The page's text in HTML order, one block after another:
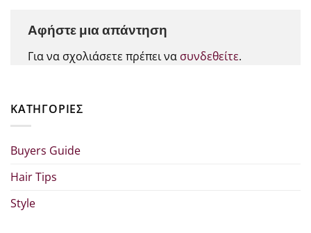
Αφήστε μια απάντηση
Για να σχολιάσετε πρέπει να συνδεθείτε.
KΑΤΗΓΟΡΊΕΣ
Buyers Guide
Hair Tips
Style